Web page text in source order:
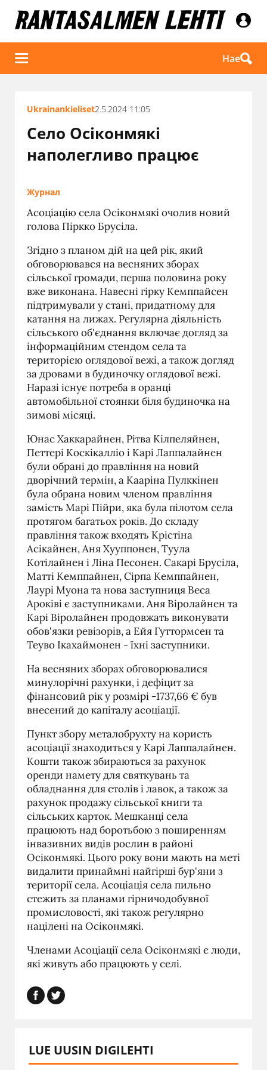
Hae
Ukrainankieliset2.5.2024 11:05
Село Осіконмякі
наполегливо працює
Журнал
Асоціацію села Осіконмякі очолив новий
голова Піркко Брусіла.
Згідно з планом дій на цей рік, який
обговорювався на весняних зборах
сільської громади, перша половина року
вже виконана. Навесні гірку Кемппайсен
підтримували у стані, придатному для
катання на лижах. Регулярна діяльність
сільського об'єднання включає догляд за
інформаційним стендом села та
територією оглядової вежі, а також догляд
за дровами в будиночку оглядової вежі.
Наразі існує потреба в оранці
автомобільної стоянки біля будиночка на
зимові місяці.
Юнас Хаккарайнен, Рітва Кілпеляйнен,
Петтері Коскікалліо і Карі Лаппалайнен
були обрані до правління на новий
дворічний термін, а Кааріна Пулккінен
була обрана новим членом правління
замість Марі Пійри, яка була пілотом села
протягом багатьох років. До складу
правління також входять Крістіна
Асікайнен, Аня Хууппонен, Туула
Котілайнен і Ліна Песонен. Сакарі Брусіла,
Матті Кемппайнен, Сірпа Кемппайнен,
Лаурі Муона та нова заступниця Веса
Ароківі є заступниками. Аня Віролайнен та
Карі Віролайнен продовжать виконувати
обов'язки ревізорів, а Ейя Гуттормсен та
Теуво Ікахаймонен - їхні заступники.
На весняних зборах обговорювалися
минулорічні рахунки, і дефіцит за
фінансовий рік у розмірі -1737,66 € був
внесений до капіталу асоціації.
Пункт збору металобрухту на користь
асоціації знаходиться у Карі Лаппалайнен.
Кошти також збираються за рахунок
оренди намету для святкувань та
обладнання для столів і лавок, а також за
рахунок продажу сільської книги та
сільських карток. Мешканці села
працюють над боротьбою з поширенням
інвазивних видів рослин в районі
Осіконмякі. Цього року вони мають на меті
видалити принаймні найгірші бур'яни з
території села. Асоціація села пильно
стежить за планами гірничодобувної
промисловості, які також регулярно
націлені на Осіконмякі.
Членами Асоціації села Осіконмякі є люди,
які живуть або працюють у селі.
LUE UUSIN DIGILEHTI